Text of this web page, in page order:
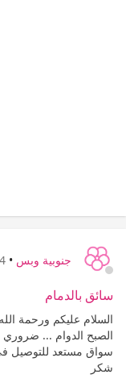
جنوبية وبس •
سائق بالدمام
السلام عليكم ورحمة
الصبح الدوام ...
سواق مستعد للتوصيل
شكر